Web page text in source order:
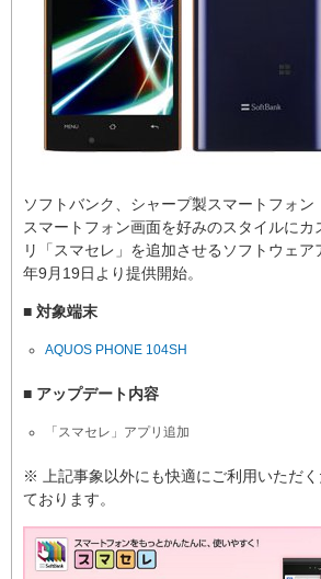
ソフトバンク、シャープ製スマートフォン
スマートフォン画面を好みのスタイルに
リ「スマセレ」を追加させるソフトウェ
年9月19日より提供開始。
■ 対象端末
AQUOS PHONE 104SH
■ アップデート内容
「スマセレ」アプリ追加
※ 上記事象以外にも快適にご利用いただ
ております。